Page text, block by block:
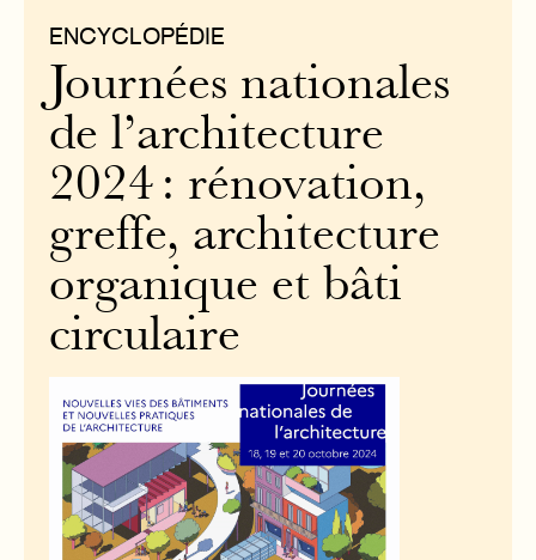
ENCYCLOPÉDIE
Journées nationales
de l’architecture
2024 : rénovation,
greffe, architecture
organique et bâti
circulaire